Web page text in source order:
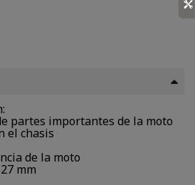
partes importantes de la moto
el chasis
de la moto
mm